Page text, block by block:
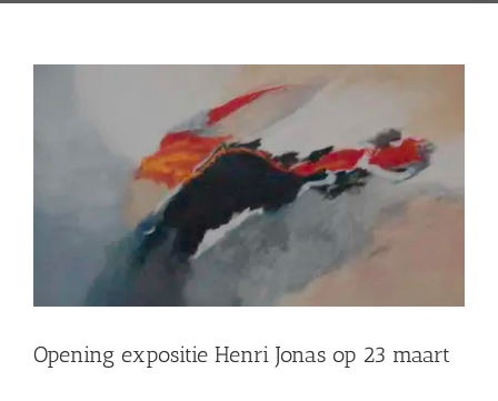
Opening expositie Henri Jonas op 23 maart